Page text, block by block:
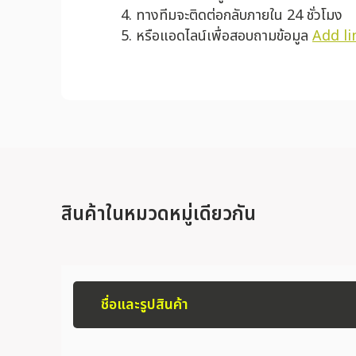
ทางทีมจะติดต่อกลับภายใน 24 ชั่วโมง
หรือแอดไลน์เพื่อสอบถามข้อมูล Add
สินค้าในหมวดหมู่เดียวกัน
ชื่อและรูปสินค้า